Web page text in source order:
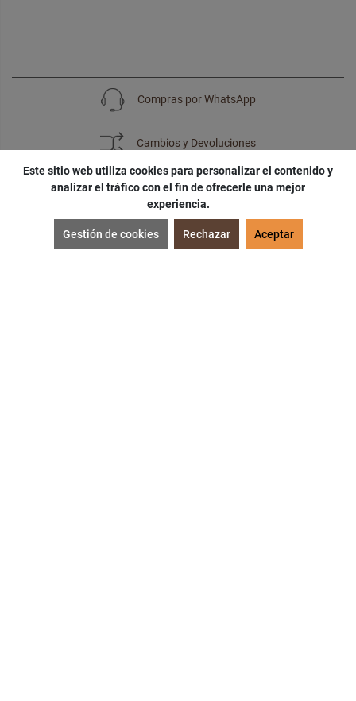
Compras por WhatsApp
Cambios y Devoluciones
SUSCRÍBETE
¡Accede acupones,ofertasynoticiasexclusivas!
Este sitio web utiliza cookies para personalizar el contenido y
analizar el tráfico con el fin de ofrecerle una mejor
experiencia.
Gestión de cookies Rechazar Aceptar